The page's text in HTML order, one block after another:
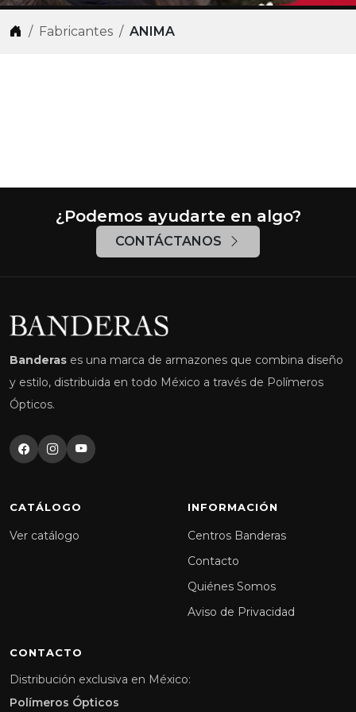
Fabricantes ANIMA
¿Podemos ayudarte en algo?
CONTÁCTANOS
Banderas es una marca de armazones que combina diseño
y estilo, distribuida en todo México a través de Polímeros
Ópticos.
CATÁLOGO
Ver catálogo
INFORMACIÓN
Centros Banderas
Contacto
Quiénes Somos
Aviso de Privacidad
CONTACTO
Distribución exclusiva en México:
Polímeros Ópticos